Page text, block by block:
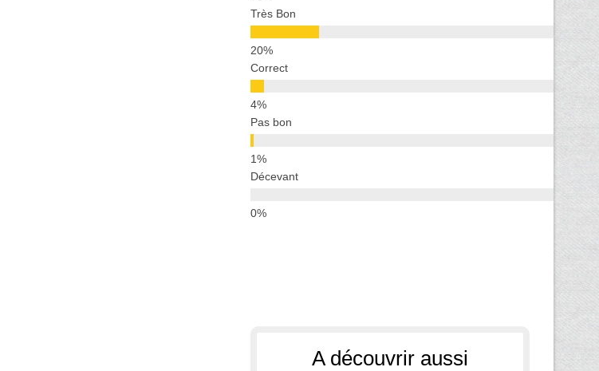
Très Bon
Correct
Pas bon
Décevant
A découvrir aussi